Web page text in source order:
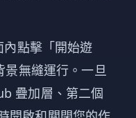
點擊「開始遊
無縫運行。一旦
疊加層、第二個